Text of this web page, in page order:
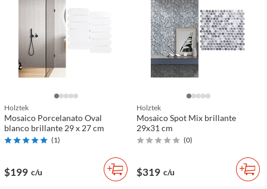
Holztek
Mosaico Porcelanato Oval
blanco brillante 29 x 27 cm
(1)
$199 c/u
Holztek
Mosaico Spot Mix brillante
29x31 cm
(0)
$319 c/u